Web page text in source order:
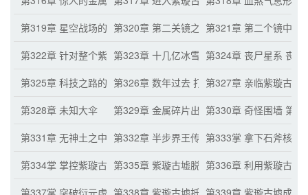
第319章 星空战场的终点 赤霄天传承第320章 第二关镜之界 镜中空间第321章 第二个镜中空
第322章 针对整个紫璇古墟的计划第323章 十几亿冰雪巨人的存在 极大负担
第324章 丧尸星系 丧尸
第325章 科技之路的优势 奕灵族丧尸第326章 数年过去 打破石门禁制第327章 亲临紫璇古墟
第328章 未知大伞
第329章 金属碎片出手 灵虚幻伞第330章 奇怪围墙 第三
第331章 无神土之中 玄心传承第332章 半步界王传承第333掌 拿下石斧核心
第334掌 掌控紫璇古墟 诸多顶级虚君战器第335章 紫璇古墟脱离超落星流进入浮源星系
第336章 利用紫璇古墟
第337掌 突破衍元虚君 无数丝宇宙元力
第338章 紫璇古墟抵达寂静之地第339章 紫璇古墟成功